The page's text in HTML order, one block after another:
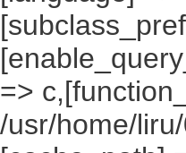
=>
/usr/home/